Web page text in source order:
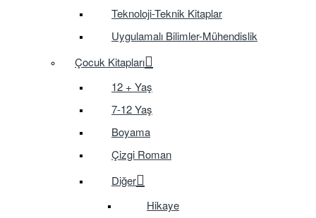
Teknoloji-Teknik Kitaplar
Uygulamalı Bilimler-Mühendislik
Çocuk Kitapları
12 + Yaş
7-12 Yaş
Boyama
Çizgi Roman
Diğer
Hikaye